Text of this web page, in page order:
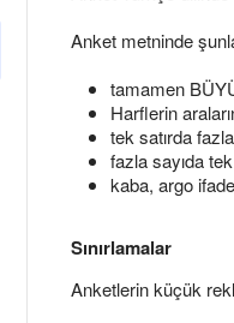
Anket metninde
tamamen
Harflerin
tek satırda
fazla sayıda
kaba, argo
Sınırlamalar
Anketlerin küçük